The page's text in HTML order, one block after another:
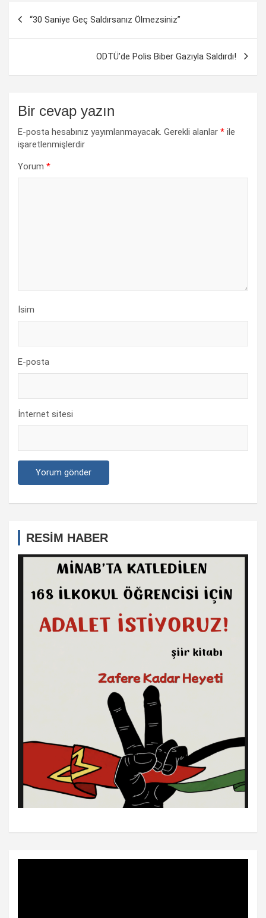
dolaşımı
“30 Saniye Geç Saldırsanız Ölmezsiniz”
ODTÜ’de Polis Biber Gazıyla Saldırdı!
Bir cevap yazın
E-posta hesabınız yayımlanmayacak. Gerekli alanlar * ile
işaretlenmişlerdir
Yorum *
İsim
E-posta
İnternet sitesi
RESİM HABER